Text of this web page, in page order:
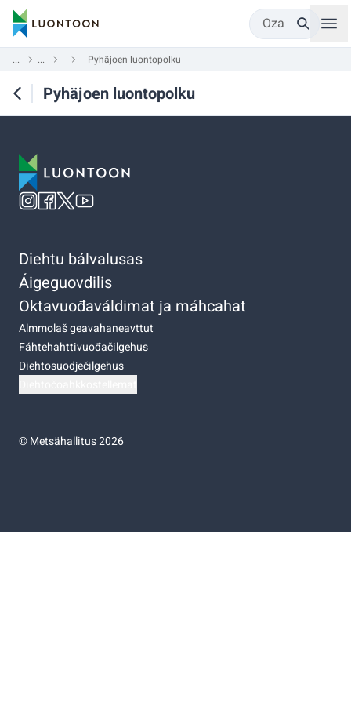
Oza
... ... Pyhäjoen luontopolku
Pyhäjoen luontopolku
Diehtu bálvalusas
Áigeguovdilis
Oktavuođaváldimat ja máhcahat
Almmolaš geavahaneavttut
Fáhtehahttivuođačilgehus
Diehtosuodječilgehus
©Metsähallitus 2026